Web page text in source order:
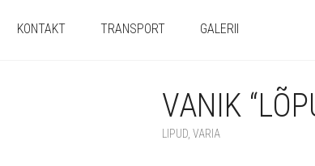
KONTAKT TRANSPORT GALERII
VANIK
LIPUD VARIA